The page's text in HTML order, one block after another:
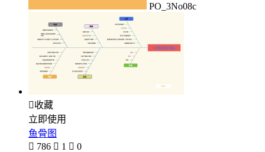
PO_3No08c
收藏
立即使用
鱼骨图
 786  1  0